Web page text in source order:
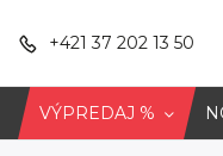
+421 37 202 13 50
VÝPREDAJ %